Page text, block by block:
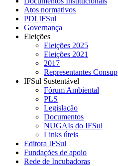
Atos normativos
PDI IFSul
Governança
Eleições
Eleições 2025
Eleições 2021
2017
Representantes Consup
IFSul Sustentável
Fórum Ambiental
PLS
Legislação
Documentos
NUGAIs do IFSul
Links úteis
Editora IFSul
Fundações de apoio
Rede de Incubadoras